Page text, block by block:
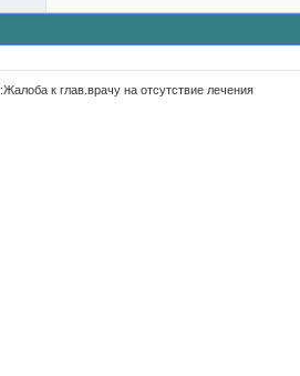
:Жалоба к глав.врачу на отсутствие лечения